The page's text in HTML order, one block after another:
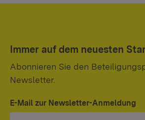
Immer auf dem neuesten
Abonnieren Sie den
Newsletter.
E-Mail zur Newsletter-Anmeldung